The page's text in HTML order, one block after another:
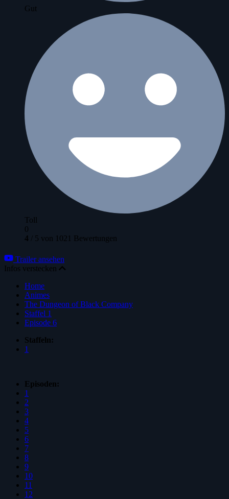
Gut
Toll
0
4 / 5 von 1021 Bewertungen
Trailer ansehen
Infos verstecken
Home
Animes
The Dungeon of Black Company
Staffel 1
Episode 6
Staffeln:
1
Episoden:
1
2
3
4
5
6
7
8
9
10
11
12